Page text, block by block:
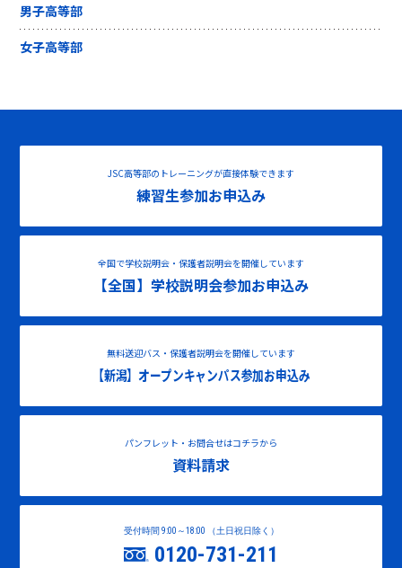
男子高等部
女子高等部
JSC高等部のトレーニングが直接体験できます
練習生参加お申込み
全国で学校説明会・保護者説明会を開催しています
【全国】学校説明会参加お申込み
無料送迎バス・保護者説明会を開催しています
【新潟】オープンキャンパス参加お申込み
パンフレット・お問合せはコチラから
資料請求
受付時間 9:00～18:00 （土日祝日除く）
0120-731-211